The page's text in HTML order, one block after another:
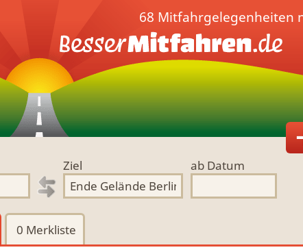
Ziel
ab Datum
68 Mitfahrgelegenheiten
0 Merkliste